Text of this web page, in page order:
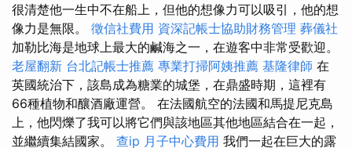
很清楚他一生中不在船上，但他的想像力可以吸引，他的想
像力是無限。 徵信社費用 資深記帳士協助財務管理 葬儀社
加勒比海是地球上最大的鹹海之一，在遊客中非常受歡迎。
老屋翻新 台北記帳士推薦 專業打掃阿姨推薦 基隆律師 在
英國統治下，該島成為糖業的城堡，在鼎盛時期，這裡有
66種植物和釀酒廠運營。 在法國航空的法國和馬提尼克島
上，他閃爍了我可以將它們與該地區其他地區結合在一起，
並繼續集結國家。 查ip 月子中心費用 我們一起在巨大的露